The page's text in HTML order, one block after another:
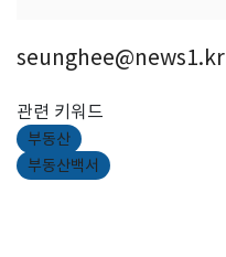
seunghee@news1.kr
관련 키워드
부동산
부동산백서